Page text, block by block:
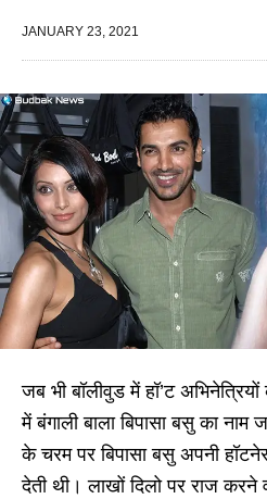
JANUARY 23, 2021
जब भी बॉलीवुड में हॉ’ट
में बंगाली बाला बिपासा बसु का
के चरम पर बिपासा बसु अपनी
देती थी। लाखों दिलो पर राज करने